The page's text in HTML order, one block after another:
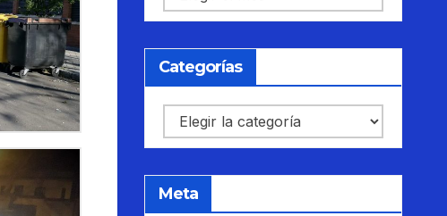
Categorías
Categorías
Meta